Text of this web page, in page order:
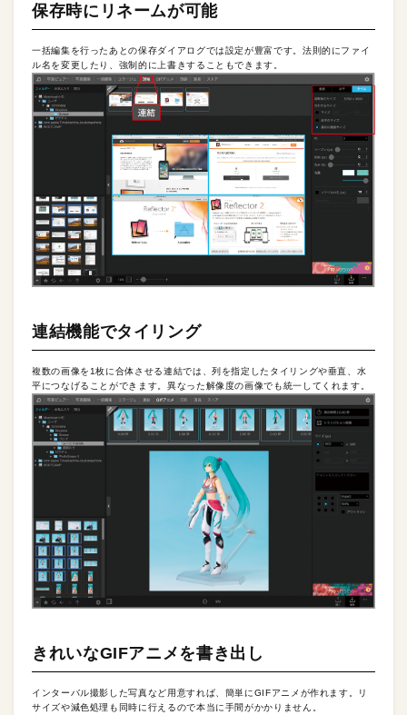
保存時にリネームが可能
一括編集を行ったあとの保存ダイアログでは設定が豊富です。法則的にファイ
ル名を変更したり、強制的に上書きすることもできます。
連結機能でタイリング
複数の画像を1枚に合体させる連結では、列を指定したタイリングや垂直、水
平につなげることができます。異なった解像度の画像でも統一してくれます。
きれいなGIFアニメを書き出し
インターバル撮影した写真など用意すれば、簡単にGIFアニメが作れます。リ
サイズや減色処理も同時に行えるので本当に手間がかかりません。